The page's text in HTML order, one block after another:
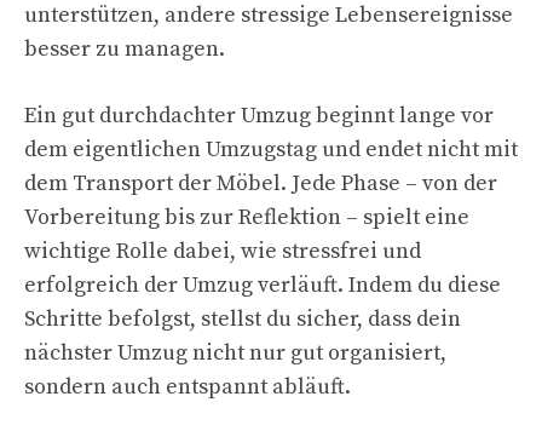
unterstützen, andere stressige Lebensereignisse
besser zu managen.
Ein gut durchdachter Umzug beginnt lange vor
dem eigentlichen Umzugstag und endet nicht mit
dem Transport der Möbel. Jede Phase – von der
Vorbereitung bis zur Reflektion – spielt eine
wichtige Rolle dabei, wie stressfrei und
erfolgreich der Umzug verläuft. Indem du diese
Schritte befolgst, stellst du sicher, dass dein
nächster Umzug nicht nur gut organisiert,
sondern auch entspannt abläuft.